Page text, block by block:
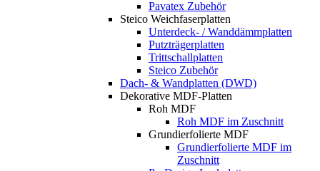
Pavatex Zubehör
Steico Weichfaserplatten
Unterdeck- / Wanddämmplatten
Putzträgerplatten
Trittschallplatten
Steico Zubehör
Dach- & Wandplatten (DWD)
Dekorative MDF-Platten
Roh MDF
Roh MDF im Zuschnitt
Grundierfolierte MDF
Grundierfolierte MDF im
Zuschnitt